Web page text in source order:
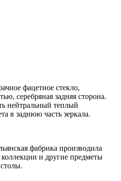
фацетное стекло,
серебряная задняя сторона.
нейтральный теплый
в заднюю часть зеркала.
фабрика производила
и другие предметы